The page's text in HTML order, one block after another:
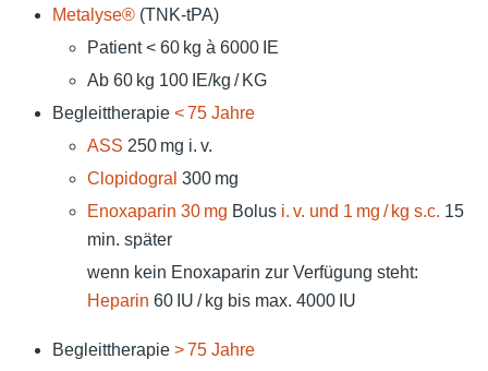
Metalyse® (TNK-tPA)
Patient < 60 kg à 6000 IE
Ab 60 kg 100 IE/kg / KG
Begleittherapie < 75 Jahre
ASS 250 mg i. v.
Clopidogral 300 mg
Enoxaparin 30 mg Bolus i. v. und 1 mg / kg s.c. 15
min. später
wenn kein Enoxaparin zur Verfügung steht:
Heparin 60 IU / kg bis max. 4000 IU
Begleittherapie > 75 Jahre